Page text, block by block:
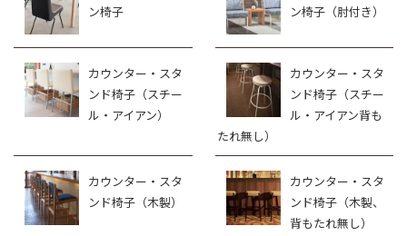
ン椅子
ン椅子（肘付き）
カウンター・スタ
ンド椅子（スチー
ル・アイアン）
カウンター・スタ
ンド椅子（スチー
ル・アイアン背も
たれ無し）
カウンター・スタ
ンド椅子（木製）
カウンター・スタ
ンド椅子（木製、
背もたれ無し）